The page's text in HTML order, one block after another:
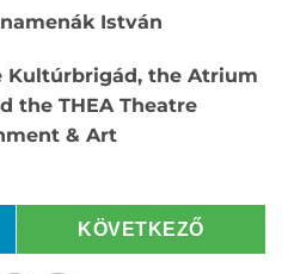
István
Kultúrbrigád, the Atrium
the THEA Theatre
& Art
KÖVETKEZŐ